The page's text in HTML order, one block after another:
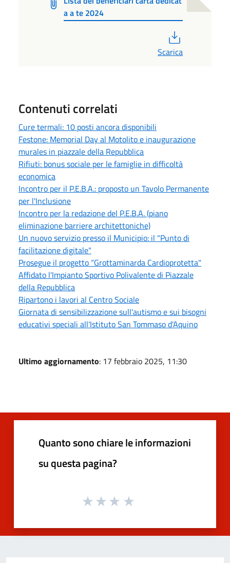
a a te 2024
Scarica
Contenuti correlati
Cure termali: 10 posti ancora disponibili
Festone: Memorial Day al Motolito e inaugurazione
murales in piazzale della Repubblica
Rifiuti: bonus sociale per le famiglie in difficoltà
economica
Incontro per il P.E.B.A.: proposto un Tavolo Permanente
per l'Inclusione
Incontro per la redazione del P.E.B.A. (piano
eliminazione barriere architettoniche)
Un nuovo servizio presso il Municipio: il "Punto di
facilitazione digitale"
Prosegue il progetto “Grottaminarda Cardioprotetta"
Affidato l'Impianto Sportivo Polivalente di Piazzale
della Repubblica
Ripartono i lavori al Centro Sociale
Giornata di sensibilizzazione sull'autismo e sui bisogni
educativi speciali all'Istituto San Tommaso d'Aquino
Ultimo aggiornamento: 17 febbraio 2025, 11:30
Quanto sono chiare le informazioni
su questa pagina?